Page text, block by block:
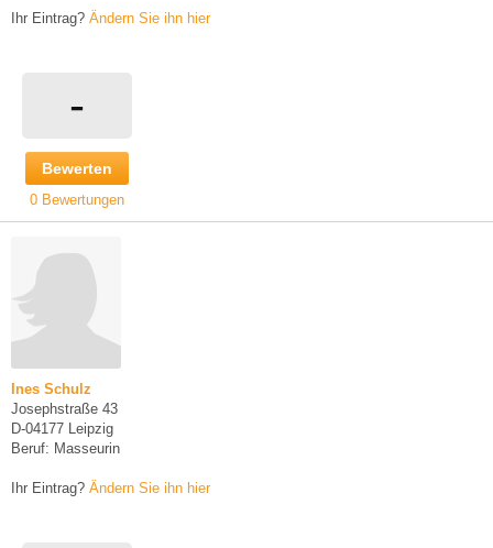
Ihr Eintrag? Ändern Sie ihn hier
-
Bewerten
0 Bewertungen
Ines Schulz
Josephstraße 43
D-04177 Leipzig
Beruf: Masseurin
Ihr Eintrag? Ändern Sie ihn hier